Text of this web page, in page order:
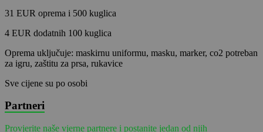
31 EUR oprema i 500 kuglica
4 EUR dodatnih 100 kuglica
Oprema uključuje: maskirnu uniformu, masku, marker, co2 potreban
za igru, zaštitu za prsa, rukavice
Sve cijene su po osobi
Partneri
Provjerite naše vjerne partnere i postanite jedan od njih